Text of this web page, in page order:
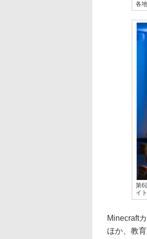
各
第6
イ
Minecraft
ほか、教